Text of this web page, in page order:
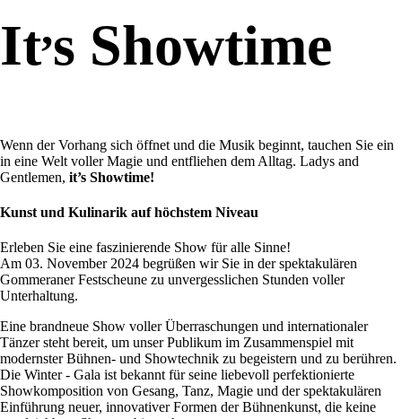
It,s Showtime
Wenn der Vorhang sich öffnet und die Musik beginnt, tauchen Sie ein
in eine Welt voller Magie und entfliehen dem Alltag. Ladys and
Gentlemen, it’s Showtime!
Kunst und Kulinarik auf höchstem Niveau
Erleben Sie eine faszinierende Show für alle Sinne!
Am 03. November 2024 begrüßen wir Sie in der spektakulären
Gommeraner Festscheune zu unvergesslichen Stunden voller
Unterhaltung.
Eine brandneue Show voller Überraschungen und internationaler
Tänzer steht bereit, um unser Publikum im Zusammenspiel mit
modernster Bühnen- und Showtechnik zu begeistern und zu berühren.
Die Winter - Gala ist bekannt für seine liebevoll perfektionierte
Showkomposition von Gesang, Tanz, Magie und der spektakulären
Einführung neuer, innovativer Formen der Bühnenkunst, die keine